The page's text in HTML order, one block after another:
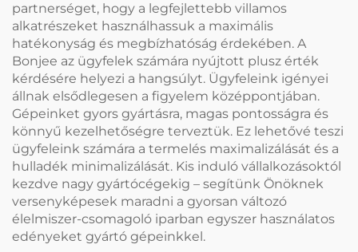
partnerséget, hogy a legfejlettebb villamos
alkatrészeket használhassuk a maximális
hatékonyság és megbízhatóság érdekében. A
Bonjee az ügyfelek számára nyújtott plusz érték
kérdésére helyezi a hangsúlyt. Ügyfeleink igényei
állnak elsődlegesen a figyelem középpontjában.
Gépeinket gyors gyártásra, magas pontosságra és
könnyű kezelhetőségre terveztük. Ez lehetővé teszi
ügyfeleink számára a termelés maximalizálását és a
hulladék minimalizálását. Kis induló vállalkozásoktól
kezdve nagy gyártócégekig – segítünk Önöknek
versenyképesek maradni a gyorsan változó
élelmiszer-csomagoló iparban egyszer használatos
edényeket gyártó gépeinkkel.